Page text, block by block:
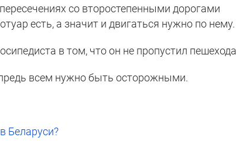
со второстепенными дорогами
есть, а значит и двигаться нужно по нему.
в том, что он не пропустил
всем нужно быть осторожными.
Беларуси?